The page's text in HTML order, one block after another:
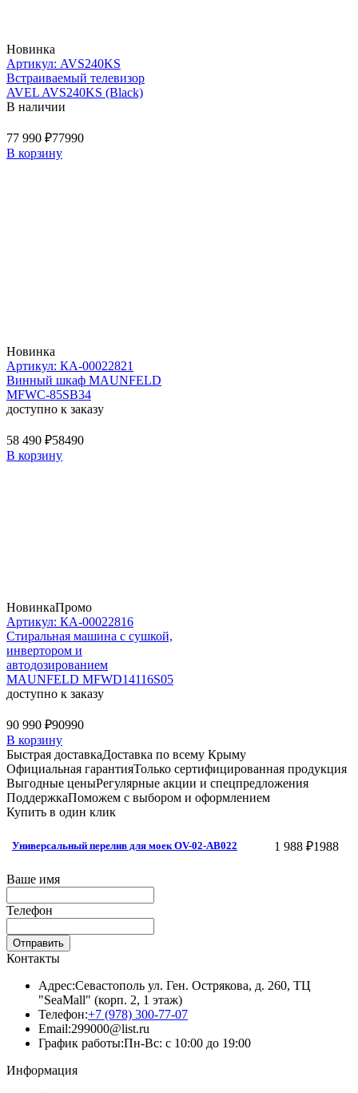
Новинка
Артикул: AVS240KS
Встраиваемый телевизор
AVEL AVS240KS (Black)
В наличии
77 990 ₽77990
В корзину
Новинка
Артикул: КА-00022821
Винный шкаф MAUNFELD
MFWC-85SB34
доступно к заказу
58 490 ₽58490
В корзину
НовинкаПромо
Артикул: КА-00022816
Стиральная машина c сушкой,
инвертором и
автодозированием
MAUNFELD MFWD14116S05
доступно к заказу
90 990 ₽90990
В корзину
Быстрая доставкаДоставка по всему Крыму
Официальная гарантияТолько сертифицированная продукция
Выгодные ценыРегулярные акции и спецпредложения
ПоддержкаПоможем с выбором и оформлением
Купить в один клик
Универсальный перелив для моек OV-02-AB022 1 988 ₽1988
Ваше имя
Телефон
Отправить
Контакты
Адрес:Севастополь ул. Ген. Острякова, д. 260, ТЦ
"SeaMall" (корп. 2, 1 этаж)
Телефон:+7 (978) 300-77-07
Email:299000@list.ru
График работы:Пн-Вс: с 10:00 до 19:00
Информация